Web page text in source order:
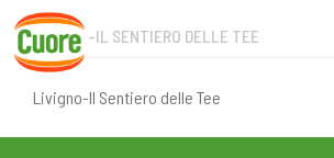
Skip
content
LIVIGNO-IL SENTIERO DELLE TEE
Livigno-Il Sentiero delle Tee